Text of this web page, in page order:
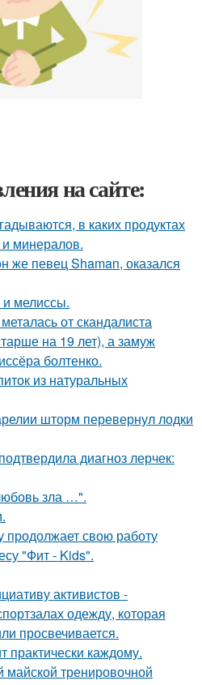
на сайте:
в каких продуктах
минералов.
же певец Shaman, оказался
и мелиссы.
от скандалиста
на 19 лет), а замуж
болтенко.
из натуральных
шторм перевернул лодки
диагноз лерчек:
зла …".
продолжает свою работу
"Фит - Kids".
активистов -
одежду, которая
просвечивается.
практически каждому.
тренировочной